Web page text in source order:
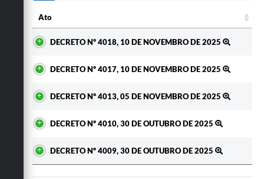
Ato
DECRETO Nº 4018, 10 DE NOVEMBRO DE 2025
DECRETO Nº 4017, 10 DE NOVEMBRO DE 2025
DECRETO Nº 4013, 05 DE NOVEMBRO DE 2025
DECRETO Nº 4010, 30 DE OUTUBRO DE 2025
DECRETO Nº 4009, 30 DE OUTUBRO DE 2025